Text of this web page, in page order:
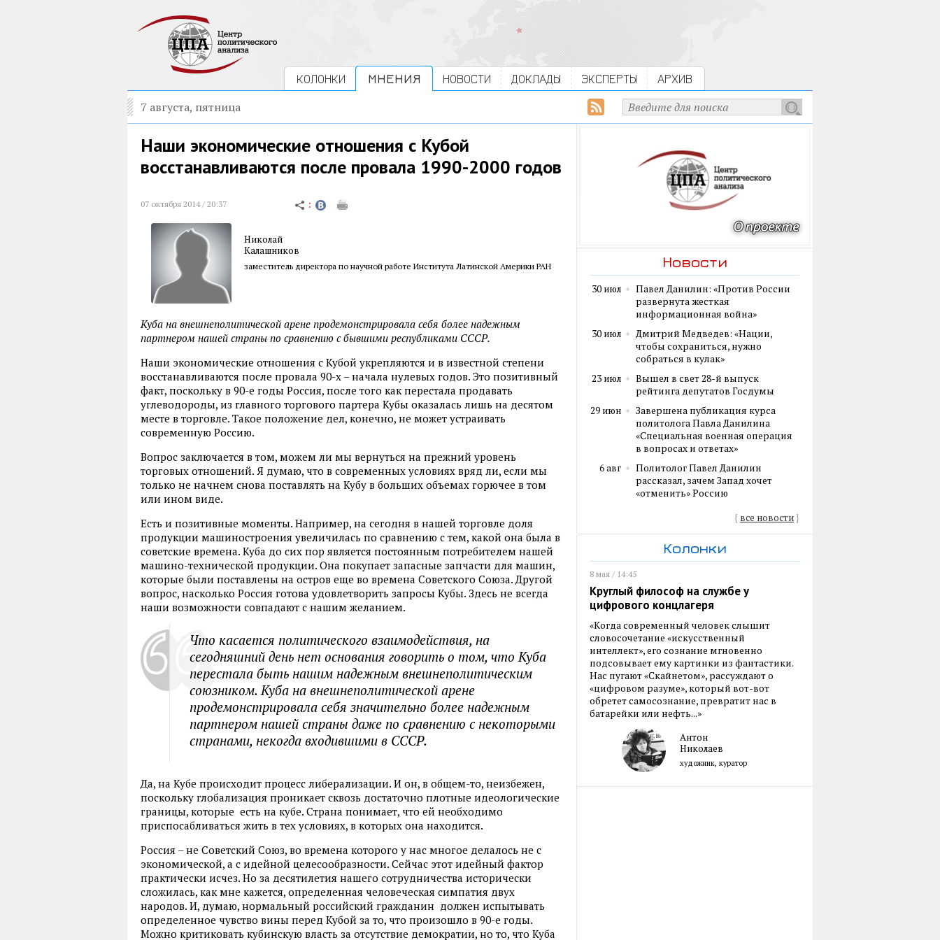
КОЛОНКИ МНЕНИЯ НОВОСТИ ДОКЛАДЫ ЭКСПЕРТЫ АРХИВ
7 августа, пятница
Наши экономические отношения с Кубой
восстанавливаются после провала 1990-2000 годов
07 октября 2014 / 20:37
Николай
Калашников
заместитель директора по научной работе Института Латинской Америки РАН
Куба на внешнеполитической арене продемонстрировала себя более надежным
партнером нашей страны по сравнению с бывшими республиками СССР.
Наши экономические отношения с Кубой укрепляются и в известной степени
восстанавливаются после провала 90-х – начала нулевых годов. Это позитивный
факт, поскольку в 90-е годы Россия, после того как перестала продавать
углеводороды, из главного торгового партера Кубы оказалась лишь на десятом
месте в торговле. Такое положение дел, конечно, не может устраивать
современную Россию.
Вопрос заключается в том, можем ли мы вернуться на прежний уровень
торговых отношений. Я думаю, что в современных условиях вряд ли, если мы
только не начнем снова поставлять на Кубу в больших объемах горючее в том
или ином виде.
Есть и позитивные моменты. Например, на сегодня в нашей торговле доля
продукции машиностроения увеличилась по сравнению с тем, какой она была в
советские времена. Куба до сих пор является постоянным потребителем нашей
машино-технической продукции. Она покупает запасные запчасти для машин,
которые были поставлены на остров еще во времена Советского Союза. Другой
вопрос, насколько Россия готова удовлетворить запросы Кубы. Здесь не всегда
наши возможности совпадают с нашим желанием.
Что касается политического взаимодействия, на
сегодняшний день нет основания говорить о том, что Куба
перестала быть нашим надежным внешнеполитическим
союзником. Куба на внешнеполитической арене
продемонстрировала себя значительно более надежным
партнером нашей страны даже по сравнению с некоторыми
странами, некогда входившими в СССР.
Да, на Кубе происходит процесс либерализации. И он, в общем-то, неизбежен,
поскольку глобализация проникает сквозь достаточно плотные идеологические
границы, которые есть на кубе. Страна понимает, что ей необходимо
приспосабливаться жить в тех условиях, в которых она находится.
Россия – не Советский Союз, во времена которого у нас многое делалось не с
экономической, а с идейной целесообразности. Сейчас этот идейный фактор
практически исчез. Но за десятилетия нашего сотрудничества исторически
сложилась, как мне кажется, определенная человеческая симпатия двух
народов. И, думаю, нормальный российский гражданин должен испытывать
определенное чувство вины перед Кубой за то, что произошло в 90-е годы.
Можно критиковать кубинскую власть за отсутствие демократии, но то, что Куба
Новости
30 июл
Павел Данилин: «Против России
развернута жесткая
информационная война»
30 июл
Дмитрий Медведев: «Нации,
чтобы сохраниться, нужно
собраться в кулак»
23 июл
Вышел в свет 28-й выпуск
рейтинга депутатов Госдумы
29 июн
Завершена публикация курса
политолога Павла Данилина
«Специальная военная операция
в вопросах и ответах»
6 авг
Политолог Павел Данилин
рассказал, зачем Запад хочет
«отменить» Россию
{ все новости}
Колонки
8 мая / 14:45
Круглый философ на службе у
цифрового концлагеря
«Когда современный человек слышит
словосочетание «искусственный
интеллект», его сознание мгновенно
подсовывает ему картинки из фантастики.
Нас пугают «Скайнетом», рассуждают о
«цифровом разуме», который вот-вот
обретет самосознание, превратит нас в
батарейки или нефть...»
Антон
Николаев
художник, куратор